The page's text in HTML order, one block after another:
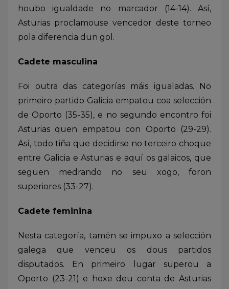
houbo igualdade no marcador (14-14). Así,
Asturias proclamouse vencedor deste torneo
pola diferencia dun gol.
Cadete masculina
Foi outra das categorías máis igualadas. No
primeiro partido Galicia empatou coa selección
de Oporto (35-35), e no segundo encontro foi
Asturias quen empatou con Oporto (29-29).
Así, todo tiña que decidirse no terceiro choque
entre Galicia e Asturias e aquí os galaicos, que
seguen medrando no seu xogo, foron
superiores (33-27).
Cadete feminina
Nesta categoría, tamén se impuxo a selección
galega que venceu os dous partidos
disputados. En primeiro lugar superou a
Oporto (23-21) e hoxe deu conta de Asturias